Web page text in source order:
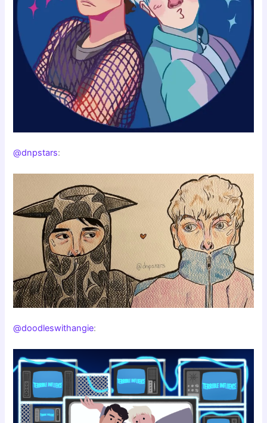
@dnpstars:
@doodleswithangie: